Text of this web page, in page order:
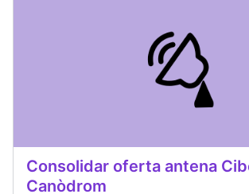
Consolidar oferta antena
Canòdrom